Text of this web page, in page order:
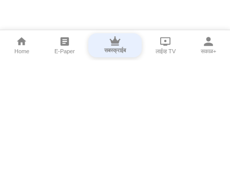
Home E-Paper सबस्क्राईब लाईव्ह TV सकाळ+